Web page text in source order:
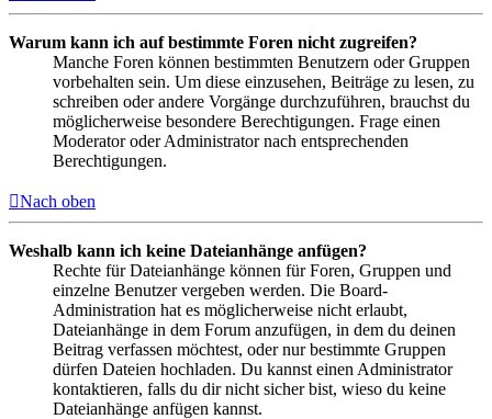
Warum kann ich auf bestimmte Foren nicht zugreifen?
Manche Foren können bestimmten Benutzern oder Gruppen
vorbehalten sein. Um diese einzusehen, Beiträge zu lesen, zu
schreiben oder andere Vorgänge durchzuführen, brauchst du
möglicherweise besondere Berechtigungen. Frage einen
Moderator oder Administrator nach entsprechenden
Berechtigungen.
Nach oben
Weshalb kann ich keine Dateianhänge anfügen?
Rechte für Dateianhänge können für Foren, Gruppen und
einzelne Benutzer vergeben werden. Die Board-
Administration hat es möglicherweise nicht erlaubt,
Dateianhänge in dem Forum anzufügen, in dem du deinen
Beitrag verfassen möchtest, oder nur bestimmte Gruppen
dürfen Dateien hochladen. Du kannst einen Administrator
kontaktieren, falls du dir nicht sicher bist, wieso du keine
Dateianhänge anfügen kannst.